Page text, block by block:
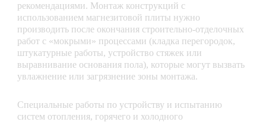
рекомендациями. Монтаж конструкций с
использованием магнезитовой плиты нужно
производить после окончания строительно-отделочных
работ с «мокрыми» процессами (кладка перегородок,
штукатурные работы, устройство стяжек или
выравнивание основания пола), которые могут вызвать
увлажнение или загрязнение зоны монтажа.
Специальные работы по устройству и испытанию
систем отопления, горячего и холодного